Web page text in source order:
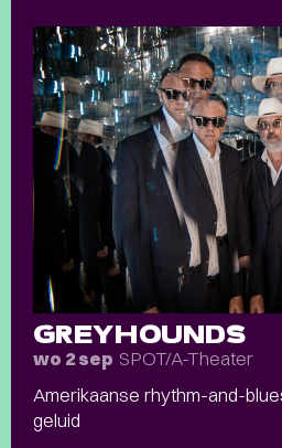
GREYHOUNDS
wo 2 sep SPOT/A-Theater
Amerikaanse rhythm-and-
geluid